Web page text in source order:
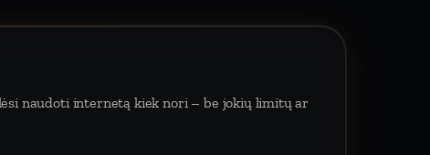
naudoti internetą kiek nori – be jokių limitų ar